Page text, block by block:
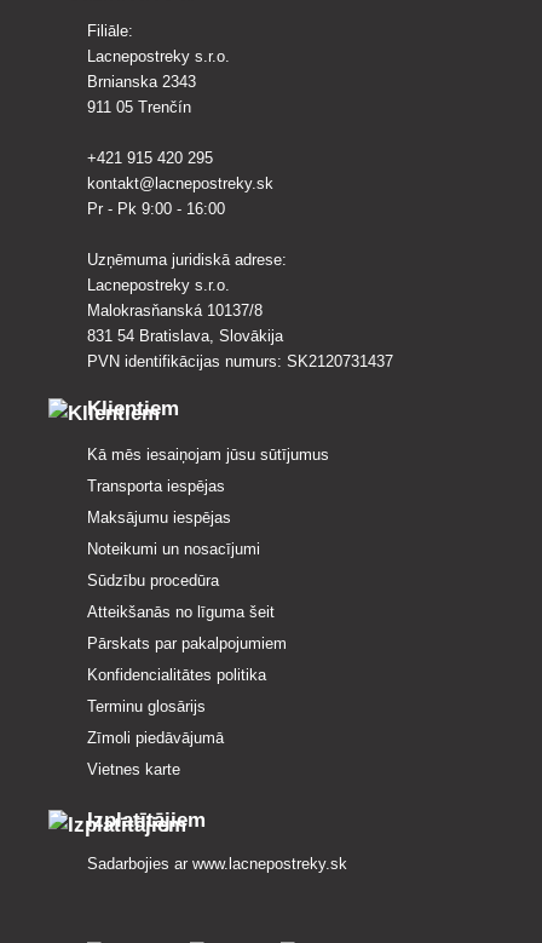
Filiāle:
Lacnepostreky s.r.o.
Brnianska 2343
911 05 Trenčín
+421 915 420 295
kontakt@lacnepostreky.sk
Pr - Pk 9:00 - 16:00
Uzņēmuma juridiskā adrese:
Lacnepostreky s.r.o.
Malokrasňanská 10137/8
831 54 Bratislava, Slovākija
PVN identifikācijas numurs: SK2120731437
Klientiem
Kā mēs iesaiņojam jūsu sūtījumus
Transporta iespējas
Maksājumu iespējas
Noteikumi un nosacījumi
Sūdzību procedūra
Atteikšanās no līguma šeit
Pārskats par pakalpojumiem
Konfidencialitātes politika
Terminu glosārijs
Zīmoli piedāvājumā
Vietnes karte
Izplatītājiem
Sadarbojies ar www.lacnepostreky.sk